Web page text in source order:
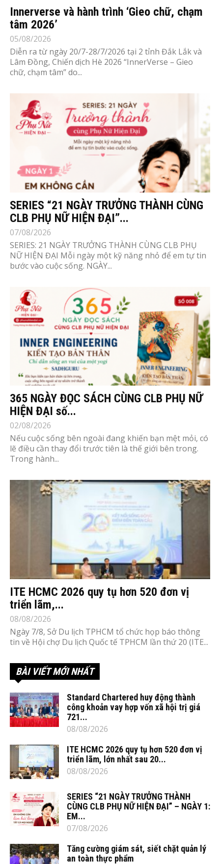
Innerverse và hành trình ‘Gieo chữ, chạm
tâm 2026’
05/08/2026
Diễn ra từ ngày 20/7-28/7/2026 tại 2 tỉnh Đắk Lắk và
Lâm Đồng, Chiến dịch Hè 2026 “InnerVerse – Gieo
chữ, chạm tâm” do...
SERIES “21 NGÀY TRƯỞNG THÀNH CÙNG
CLB PHỤ NỮ HIỆN ĐẠI”...
07/08/2026
SERIES: 21 NGÀY TRƯỞNG THÀNH CÙNG CLB PHỤ
NỮ HIỆN ĐẠI Mỗi ngày một kỹ năng nhỏ để em tự tin
bước vào cuộc sống. NGÀY...
365 NGÀY ĐỌC SÁCH CÙNG CLB PHỤ NỮ
HIỆN ĐẠI số...
02/08/2026
Nếu cuộc sống bên ngoài đang khiến bạn mệt mỏi, có
lẽ điều cần thay đổi trước tiên là thế giới bên trong.
Trong hành...
ITE HCMC 2026 quy tụ hơn 520 đơn vị
triển lãm,...
08/08/2026
Ngày 7/8, Sở Du lịch TPHCM tổ chức họp báo thông
tin về Hội chợ Du lịch Quốc tế TPHCM lần thứ 20 (ITE...
BÀI VIẾT MỚI NHẤT
Standard Chartered huy động thành
công khoản vay hợp vốn xã hội trị giá
721...
08/08/2026
ITE HCMC 2026 quy tụ hơn 520 đơn vị
triển lãm, lớn nhất sau 20...
08/08/2026
SERIES “21 NGÀY TRƯỞNG THÀNH
CÙNG CLB PHỤ NỮ HIỆN ĐẠI” – NGÀY 1:
EM...
07/08/2026
Tăng cường giám sát, siết chặt quản lý
an toàn thực phẩm